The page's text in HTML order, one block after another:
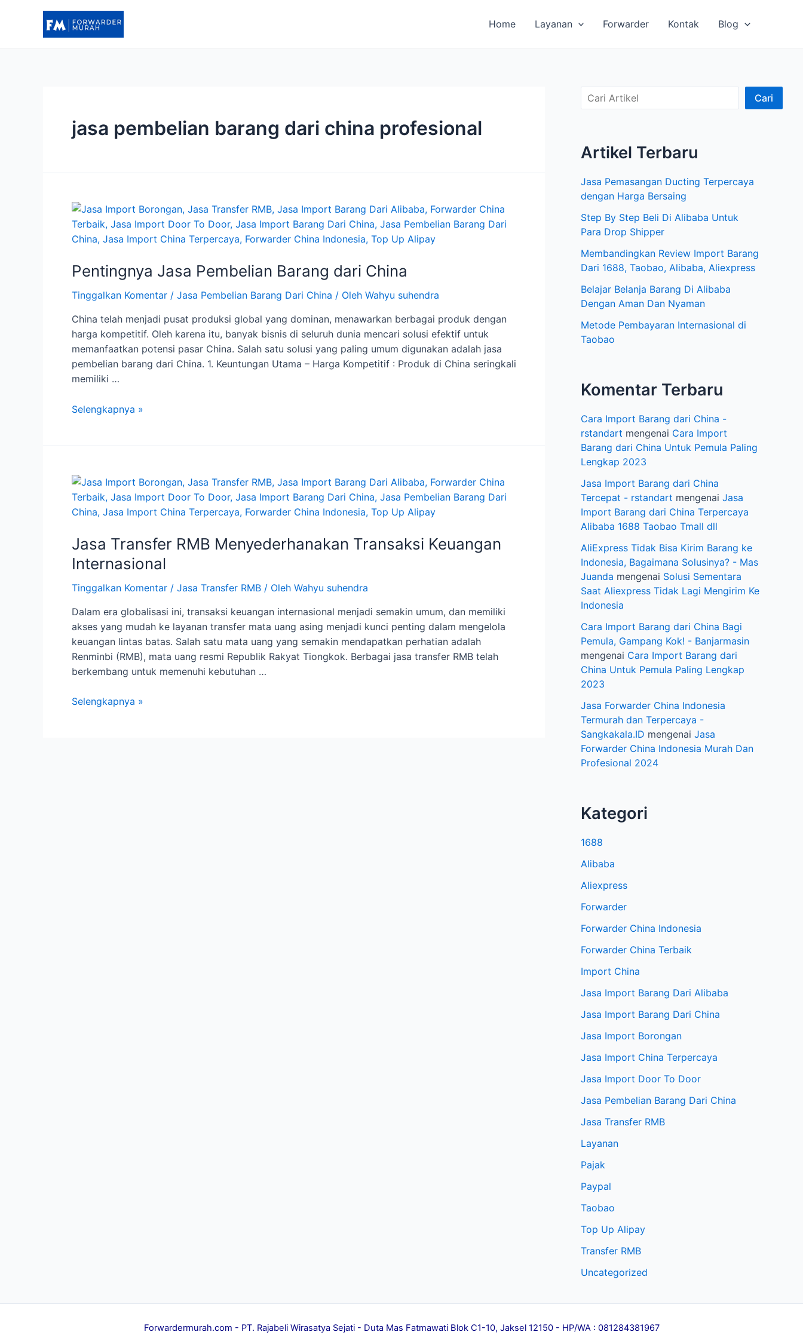
Home Layanan Forwarder Kontak Blog
jasa pembelian barang dari china profesional
Pentingnya Jasa Pembelian Barang dari China
Tinggalkan Komentar / Jasa Pembelian Barang Dari China / Oleh Wahyu suhendra
China telah menjadi pusat produksi global yang dominan, menawarkan berbagai produk dengan
harga kompetitif. Oleh karena itu, banyak bisnis di seluruh dunia mencari solusi efektif untuk
memanfaatkan potensi pasar China. Salah satu solusi yang paling umum digunakan adalah jasa
pembelian barang dari China. 1. Keuntungan Utama – Harga Kompetitif : Produk di China seringkali
memiliki …
Pentingnya
China
Selengkapnya »
Jasa Transfer RMB Menyederhanakan Transaksi Keuangan
Internasional
Tinggalkan Komentar / Jasa Transfer RMB / Oleh Wahyu suhendra
Dalam era globalisasi ini, transaksi keuangan internasional menjadi semakin umum, dan memiliki
akses yang mudah ke layanan transfer mata uang asing menjadi kunci penting dalam mengelola
keuangan lintas batas. Salah satu mata uang yang semakin mendapatkan perhatian adalah
Renminbi (RMB), mata uang resmi Republik Rakyat Tiongkok. Berbagai jasa transfer RMB telah
berkembang untuk memenuhi kebutuhan …
Jasa
Selengkapnya »
i
r
i
k
e
l
Cari
Artikel Terbaru
Jasa Pemasangan Ducting Terpercaya
dengan Harga Bersaing
Step By Step Beli Di Alibaba Untuk
Para Drop Shipper
Membandingkan Review Import Barang
Dari 1688, Taobao, Alibaba, Aliexpress
Belajar Belanja Barang Di Alibaba
Dengan Aman Dan Nyaman
Metode Pembayaran Internasional di
Taobao
Komentar Terbaru
Cara Import Barang dari China -
rstandart mengenai Cara Import
Barang dari China Untuk Pemula Paling
Lengkap 2023
Jasa Import Barang dari China
Tercepat - rstandart mengenai Jasa
Import Barang dari China Terpercaya
Alibaba 1688 Taobao Tmall dll
AliExpress Tidak Bisa Kirim Barang ke
Indonesia, Bagaimana Solusinya? - Mas
Juanda mengenai Solusi Sementara
Saat Aliexpress Tidak Lagi Mengirim Ke
Indonesia
Cara Import Barang dari China Bagi
Pemula, Gampang Kok! - Banjarmasin
mengenai Cara Import Barang dari
China Untuk Pemula Paling Lengkap
2023
Jasa Forwarder China Indonesia
Termurah dan Terpercaya -
Sangkakala.ID mengenai Jasa
Forwarder China Indonesia Murah Dan
Profesional 2024
Kategori
1688
Alibaba
Aliexpress
Forwarder
Forwarder China Indonesia
Forwarder China Terbaik
Import China
Jasa Import Barang Dari Alibaba
Jasa Import Barang Dari China
Jasa Import Borongan
Jasa Import China Terpercaya
Jasa Import Door To Door
Jasa Pembelian Barang Dari China
Jasa Transfer RMB
Layanan
Pajak
Paypal
Taobao
Top Up Alipay
Transfer RMB
Uncategorized
Forwardermurah.com - PT. Rajabeli Wirasatya Sejati - Duta Mas Fatmawati Blok C1-10, Jaksel 12150 - HP/WA : 081284381967